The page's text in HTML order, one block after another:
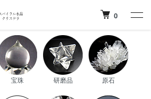
0
宝珠 研磨品 原石